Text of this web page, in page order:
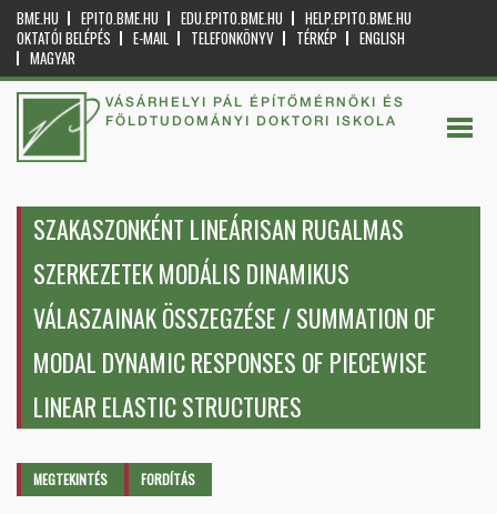
BME.HU EPITO.BME.HU EDU.EPITO.BME.HU
HELP.EPITO.BME.HU
OKTATÓI BELÉPÉS
E-MAIL TELEFONKÖNYV TÉRKÉP
ENGLISH
MAGYAR
VÁSÁRHELYI PÁL ÉPÍTŐMÉRNÖKI ÉS
FÖLDTUDOMÁNYI DOKTORI ISKOLA
SZAKASZONKÉNT LINEÁRISAN RUGALMAS
SZERKEZETEK MODÁLIS DINAMIKUS
VÁLASZAINAK ÖSSZEGZÉSE / SUMMATION OF
MODAL DYNAMIC RESPONSES OF PIECEWISE
LINEAR ELASTIC STRUCTURES
Elsődleges fülek
MEGTEKINTÉS (AKTÍVFORDÍTÁS